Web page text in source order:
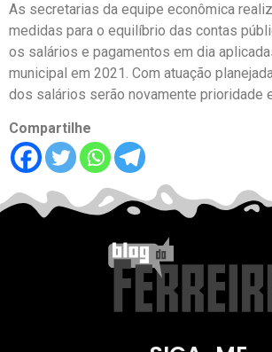
As secretarias da equipe econômica
medidas para o equilíbrio das contas
os salários e pagamentos em dia
municipal em 2021. Com atuação
dos salários serão novamente prioridade
Compartilhe